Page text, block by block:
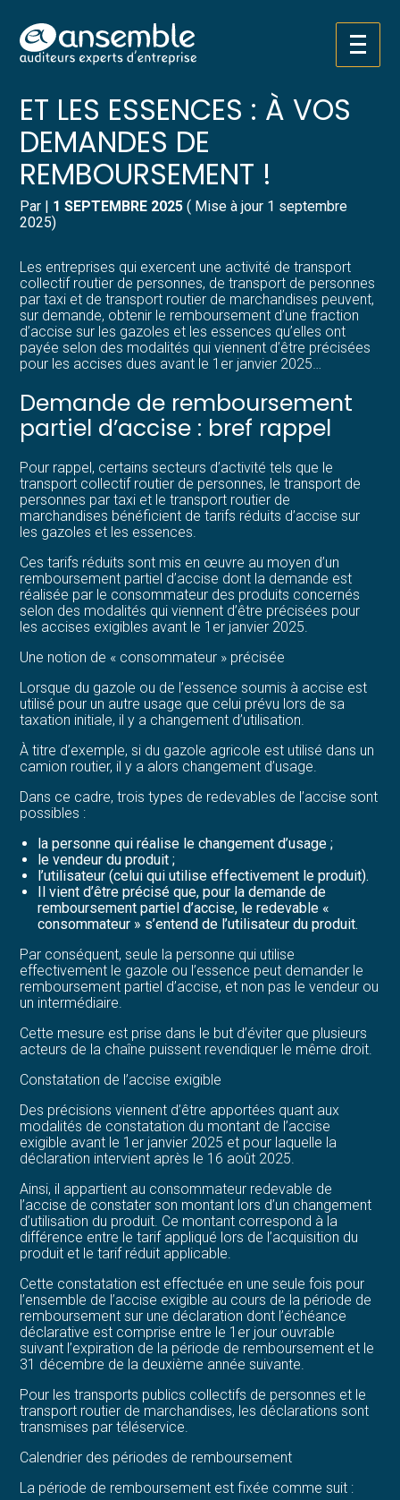
Aller
au
Créer et reprendre une activité
Gérer votre quotidien
Piloter votre entreprise
Développer votre entreprise
Construire votre patrimoine
Structurer votre croissance
Être prêt pour la facturation
électronique
Pilotez votre gestion
Suivre votre comptabilité
Gérer vos ressources humaines
Dématérialiser vos documents
ACCISE SUR LES GAZOLES
ET LES ESSENCES : À VOS
DEMANDES DE
REMBOURSEMENT !
Par | 1 SEPTEMBRE 2025 ( Mise à jour 1 septembre
2025)
Les entreprises qui exercent une activité de transport
collectif routier de personnes, de transport de personnes
par taxi et de transport routier de marchandises peuvent,
sur demande, obtenir le remboursement d’une fraction
d’accise sur les gazoles et les essences qu’elles ont
payée selon des modalités qui viennent d’être précisées
pour les accises dues avant le 1er janvier 2025…
Demande de remboursement
partiel d’accise : bref rappel
Pour rappel, certains secteurs d’activité tels que le
transport collectif routier de personnes, le transport de
personnes par taxi et le transport routier de
marchandises bénéficient de tarifs réduits d’accise sur
les gazoles et les essences.
Ces tarifs réduits sont mis en œuvre au moyen d’un
remboursement partiel d’accise dont la demande est
réalisée par le consommateur des produits concernés
selon des modalités qui viennent d’être précisées pour
les accises exigibles avant le 1er janvier 2025.
Une notion de « consommateur » précisée
Lorsque du gazole ou de l’essence soumis à accise est
utilisé pour un autre usage que celui prévu lors de sa
taxation initiale, il y a changement d’utilisation.
À titre d’exemple, si du gazole agricole est utilisé dans un
camion routier, il y a alors changement d’usage.
Dans ce cadre, trois types de redevables de l’accise sont
possibles :
la personne qui réalise le changement d’usage ;
le vendeur du produit ;
l’utilisateur (celui qui utilise effectivement le produit).
Il vient d’être précisé que, pour la demande de
remboursement partiel d’accise, le redevable «
consommateur » s’entend de l’utilisateur du produit.
Par conséquent, seule la personne qui utilise
effectivement le gazole ou l’essence peut demander le
remboursement partiel d’accise, et non pas le vendeur ou
un intermédiaire.
Cette mesure est prise dans le but d’éviter que plusieurs
acteurs de la chaîne puissent revendiquer le même droit.
Constatation de l’accise exigible
Des précisions viennent d’être apportées quant aux
modalités de constatation du montant de l’accise
exigible avant le 1er janvier 2025 et pour laquelle la
déclaration intervient après le 16 août 2025.
Ainsi, il appartient au consommateur redevable de
l’accise de constater son montant lors d’un changement
d’utilisation du produit. Ce montant correspond à la
différence entre le tarif appliqué lors de l’acquisition du
produit et le tarif réduit applicable.
Cette constatation est effectuée en une seule fois pour
l’ensemble de l’accise exigible au cours de la période de
remboursement sur une déclaration dont l’échéance
déclarative est comprise entre le 1er jour ouvrable
suivant l’expiration de la période de remboursement et le
31 décembre de la deuxième année suivante.
Pour les transports publics collectifs de personnes et le
transport routier de marchandises, les déclarations sont
transmises par téléservice.
Calendrier des périodes de remboursement
La période de remboursement est fixée comme suit :